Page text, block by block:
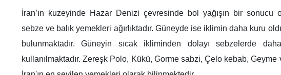
İran’ın kuzeyinde Hazar Denizi çevresinde bol yağışın bir sonucu
sebze ve balık yemekleri ağırlıktadır. Güneyde ise iklimin daha kuru
bulunmaktadır. Güneyin sıcak ikliminden dolayı sebzelerde
kullanılmaktadır. Zereşk Polo, Kükü, Gorme sabzi, Çelo kebab, Geyme